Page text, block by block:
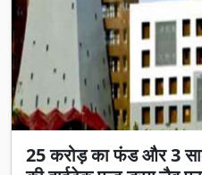
25 करोड़ का फंड और 3